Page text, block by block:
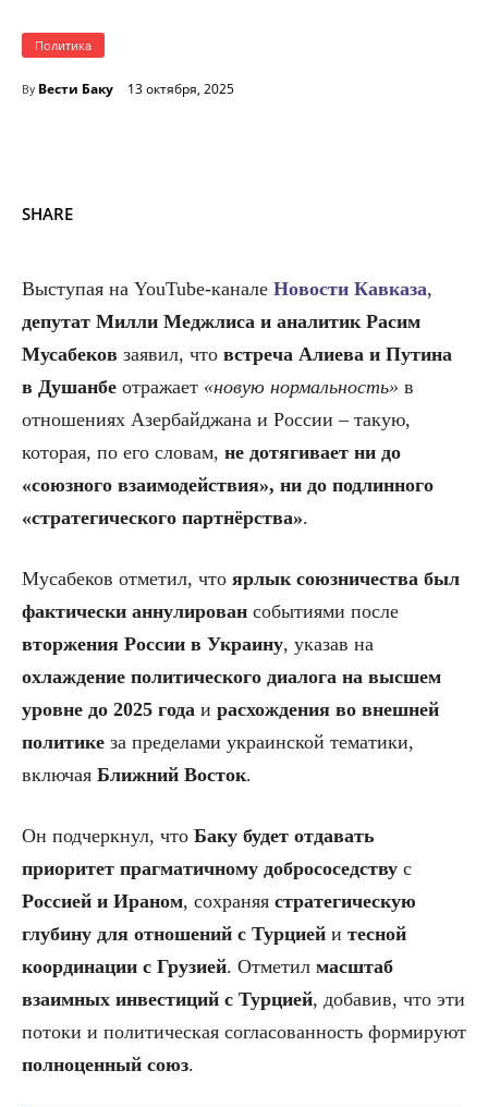
Политика
By Вести Баку 13 октября, 2025
SHARE
Выступая на YouTube-канале Новости Кавказа,
депутат Милли Меджлиса и аналитик Расим
Мусабеков заявил, что встреча Алиева и Путина
в Душанбе отражает «новую нормальность» в
отношениях Азербайджана и России – такую,
которая, по его словам, не дотягивает ни до
«союзного взаимодействия», ни до подлинного
«стратегического партнёрства».
Мусабеков отметил, что ярлык союзничества был
фактически аннулирован событиями после
вторжения России в Украину, указав на
охлаждение политического диалога на высшем
уровне до 2025 года и расхождения во внешней
политике за пределами украинской тематики,
включая Ближний Восток.
Он подчеркнул, что Баку будет отдавать
приоритет прагматичному добрососедству с
Россией и Ираном, сохраняя стратегическую
глубину для отношений с Турцией и тесной
координации с Грузией. Отметил масштаб
взаимных инвестиций с Турцией, добавив, что эти
потоки и политическая согласованность формируют
полноценный союз.